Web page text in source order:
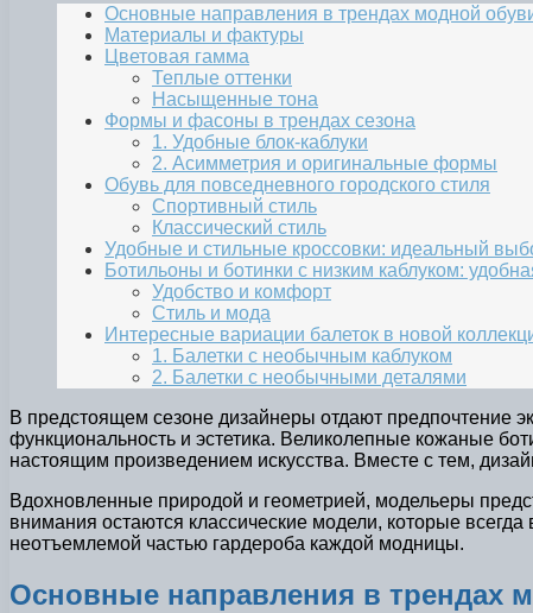
Основные направления в трендах модной
Материалы и фактуры
Цветовая гамма
Теплые оттенки
Насыщенные тона
Формы и фасоны в трендах сезона
1. Удобные блок-каблуки
2. Асимметрия и оригинальные формы
Обувь для повседневного городского стиля
Спортивный стиль
Классический стиль
Удобные и стильные кроссовки: идеальный
Ботильоны и ботинки с низким каблуком:
Удобство и комфорт
Стиль и мода
Интересные вариации балеток в новой
1. Балетки с необычным каблуком
2. Балетки с необычными деталями
В предстоящем сезоне дизайнеры отдают предпочтение
функциональность и эстетика. Великолепные кожаные
настоящим произведением искусства. Вместе с тем,
Вдохновленные природой и геометрией, модельеры
внимания остаются классические модели, которые
неотъемлемой частью гардероба каждой модницы.
Основные направления в трендах